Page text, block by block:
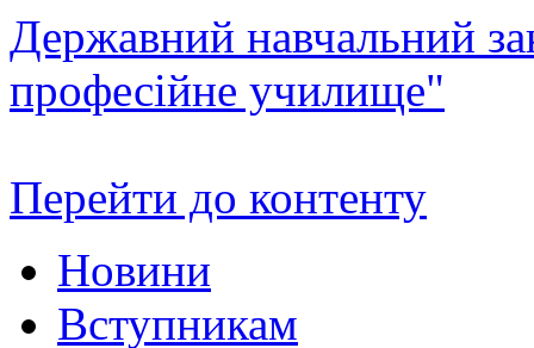
Державний навчальний
професійне училище"
Перейти до контенту
Новини
Вступникам